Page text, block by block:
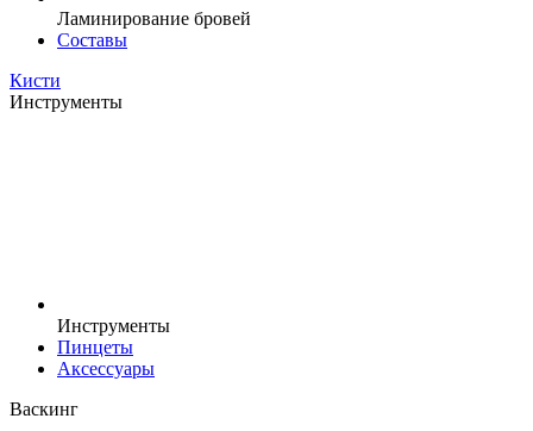
Ламинирование бровей
Составы
Кисти
Инструменты
Инструменты
Пинцеты
Аксессуары
Васкинг